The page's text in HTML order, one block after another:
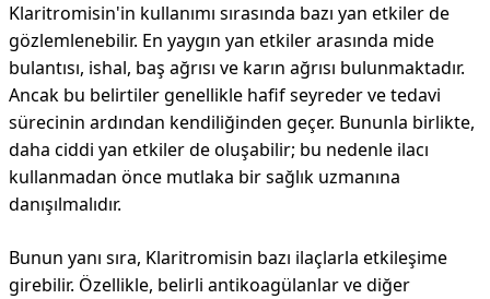
Klaritromisin'in kullanımı sırasında bazı yan etkiler de
gözlemlenebilir. En yaygın yan etkiler arasında mide
bulantısı, ishal, baş ağrısı ve karın ağrısı bulunmaktadır.
Ancak bu belirtiler genellikle hafif seyreder ve tedavi
sürecinin ardından kendiliğinden geçer. Bununla birlikte,
daha ciddi yan etkiler de oluşabilir; bu nedenle ilacı
kullanmadan önce mutlaka bir sağlık uzmanına
danışılmalıdır.
Bunun yanı sıra, Klaritromisin bazı ilaçlarla etkileşime
girebilir. Özellikle, belirli antikoagülanlar ve diğer